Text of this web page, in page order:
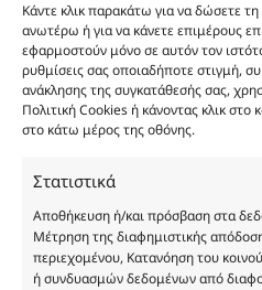
Κάντε κλικ παρακάτω για να δώσετε
ανωτέρω ή για να κάνετε επιμέρους
εφαρμοστούν μόνο σε αυτόν τον
ρυθμίσεις σας οποιαδήποτε στιγμή,
ανάκλησης της συγκατάθεσής σας,
Πολιτική Cookies ή κάνοντας κλικ στο
στο κάτω μέρος της οθόνης.
Στατιστικά
Αποθήκευση ή/και πρόσβαση στα
Μέτρηση της διαφημιστικής
περιεχομένου, Κατανόηση του
ή συνδυασμών δεδομένων από
Σκοπός τους είναι η
Σε καμία περίπτωση δεν
αυθεντικά αρώματα και δεν
πραγματικότητα. Πρόθεση
είναι η παραπλάνηση και η
καταναλωτή. Όλα μας τα
χύμα μορφή και είναι
αντίστοιχα αυθεντικά
ονομασίες, οι εικόνες και
προϊόντων αποτελούν
κατοχυρωμένη εμπορικά